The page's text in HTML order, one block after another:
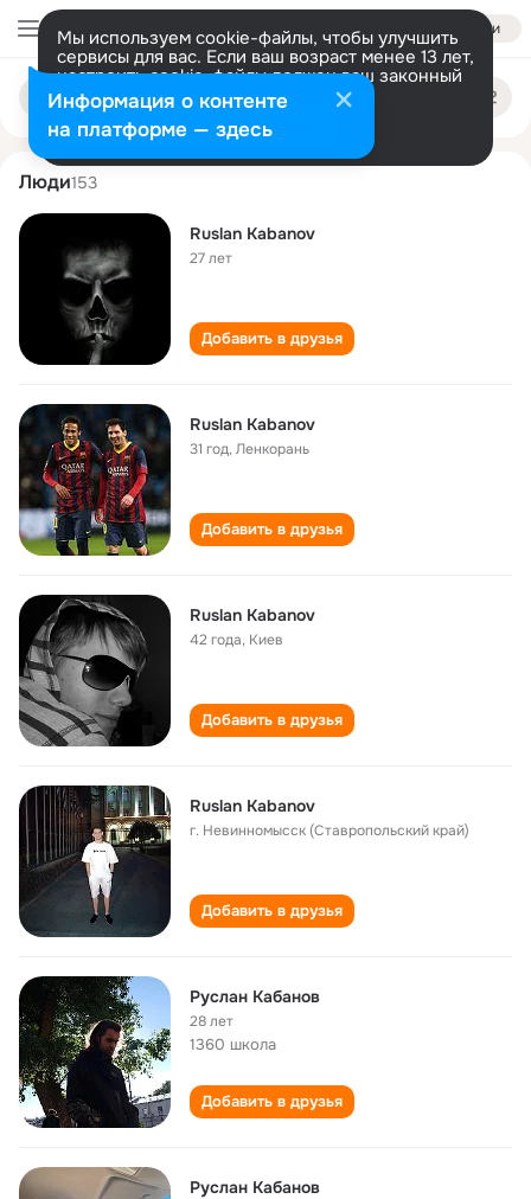
Войти
Мы используем cookie-файлы, чтобы улучшить
сервисы для вас. Если ваш возраст менее 13 лет,
настроить cookie-файлы должен ваш законный
представитель. Больше информации
Разрешить все Настроить
Поиск
людям
ruslan kabanov
Люди153
Ruslan Kabanov
27 лет
Добавить в друзья
Ruslan Kabanov
31 год,Ленкорань
Добавить в друзья
Ruslan Kabanov
42 года, Киев
Добавить в друзья
Ruslan Kabanov
г. Невинномысск (Ставропольский край)
Добавить в друзья
Руслан Кабанов
28 лет
1360 школа
Добавить в друзья
Руслан Кабанов
Информация о контенте
на платформе — здесь